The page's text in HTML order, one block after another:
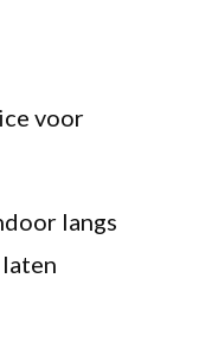
voor
langs